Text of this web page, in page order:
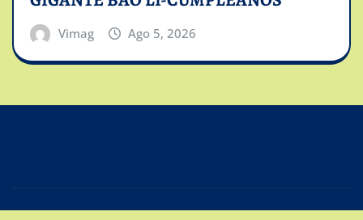
Vimag Ago 5, 2026